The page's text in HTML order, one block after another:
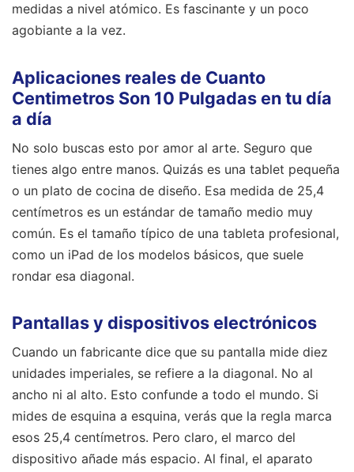
medidas a nivel atómico. Es fascinante y un poco
agobiante a la vez.
Aplicaciones reales de Cuanto
Centimetros Son 10 Pulgadas en tu día
a día
No solo buscas esto por amor al arte. Seguro que
tienes algo entre manos. Quizás es una tablet pequeña
o un plato de cocina de diseño. Esa medida de 25,4
centímetros es un estándar de tamaño medio muy
común. Es el tamaño típico de una tableta profesional,
como un iPad de los modelos básicos, que suele
rondar esa diagonal.
Pantallas y dispositivos electrónicos
Cuando un fabricante dice que su pantalla mide diez
unidades imperiales, se refiere a la diagonal. No al
ancho ni al alto. Esto confunde a todo el mundo. Si
mides de esquina a esquina, verás que la regla marca
esos 25,4 centímetros. Pero claro, el marco del
dispositivo añade más espacio. Al final, el aparato